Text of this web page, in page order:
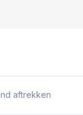
aftrekken